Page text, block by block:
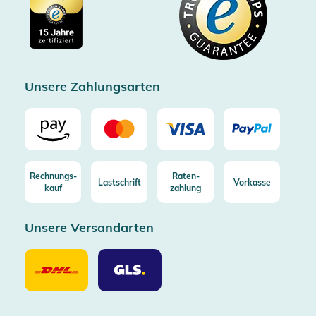
ImpressumGratis Versand ab 100€ Bestellwert (in DE/AT)
Kostenlose Rücksendung (aus DE/AT)
Unsere Zahlungsarten
Rechnungs-
kauf
Lastschrift
Raten-
zahlung
Vorkasse
Unsere Versandarten
Unsere
Versandarten
DHL
Unsere
Versandarten
GLS